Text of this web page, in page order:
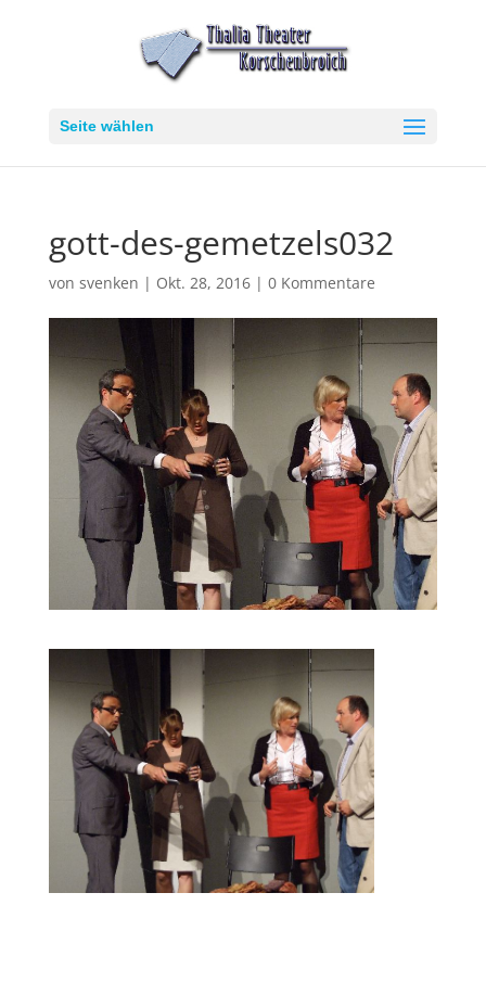
Seite wählen
gott-des-gemetzels032
von svenken | Okt. 28, 2016| 0 Kommentare